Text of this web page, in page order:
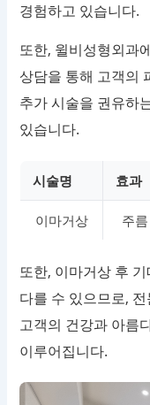
경험하고 있습니다.
또한, 윌비성형외과
상담을 통해 고객의
추가 시술을 권유하
있습니다.
시술명 효과
이마거상 주
또한, 이마거상 후
다를 수 있으므로,
고객의 건강과 아름
이루어집니다.